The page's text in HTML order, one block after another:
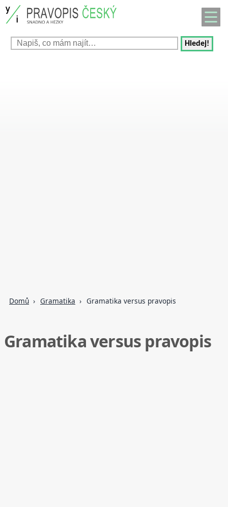
Hledej!
Domů Gramatika Gramatika versus pravopis
Gramatika versus pravopis